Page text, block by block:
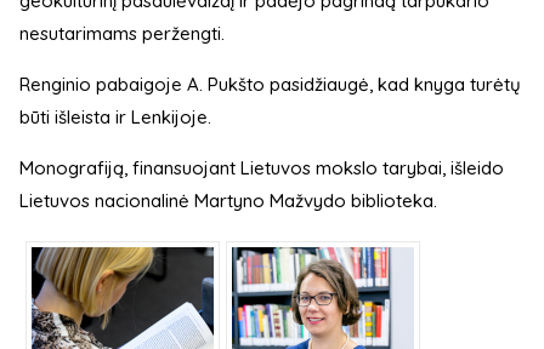
nesutarimams peržengti.
Renginio pabaigoje A. Pukšto pasidžiaugė, kad knyga turėtų
būti išleista ir Lenkijoje.
Monografiją, finansuojant Lietuvos mokslo tarybai, išleido
Lietuvos nacionalinė Martyno Mažvydo biblioteka.